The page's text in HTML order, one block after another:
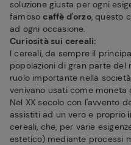
soluzione giusta per ogni
famosocaffè d'orzo, questo
ad ogni occasione.
Curiosità sui cereali:
I cereali, da sempre il
popolazioni di gran parte del
ruolo importante nella
venivano usati come moneta
Nel XX secolo con l'avvento
assistiti ad un vero e proprio
cereali, che, per varie
estetico) mediante processi